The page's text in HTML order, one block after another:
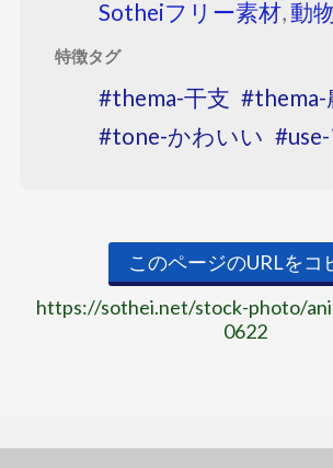
Sotheiフリー素材,動
特徴タグ
thema-干支
thema-
tone-かわいい
このページのURLをコ
https://sothei.net/stock-photo/
0622